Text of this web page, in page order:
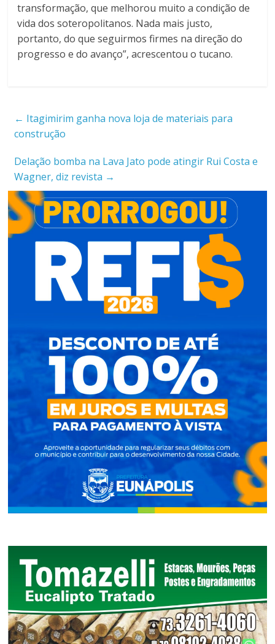
transformação, que melhorou muito a condição de
vida dos soteropolitanos. Nada mais justo,
portanto, do que seguirmos firmes na direção do
progresso e do avanço”, acrescentou o tucano.
← Itagimirim ganha nova loja de materiais para
construção
Delação bomba na Lava Jato pode atingir Rui Costa e
Wagner, diz revista →